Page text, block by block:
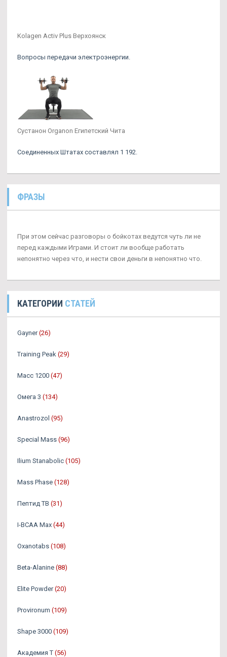
Kolagen Activ Plus Верхоянск
Вопросы передачи электроэнергии.
Сустанон Organon Египетский Чита
Соединенных Штатах составлял 1 192.
ФРАЗЫ
При этом сейчас разговоры о бойкотах ведутся чуть ли не
перед каждыми Играми. И стоит ли вообще работать
непонятно через что, и нести свои деньги в непонятно что.
КАТЕГОРИИ СТАТЕЙ
Gayner (26)
Training Peak (29)
Масс 1200 (47)
Омега 3 (134)
Аnastrozol (95)
Special Mass (96)
Ilium Stanabolic (105)
Mass Phase (128)
Пептид TB (31)
I-BCAA Max (44)
Oxanotabs (108)
Beta-Alanine (88)
Elite Powder (20)
Provironum (109)
Shape 3000 (109)
Академия Т (56)